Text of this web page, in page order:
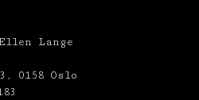
Lange
0158 Oslo